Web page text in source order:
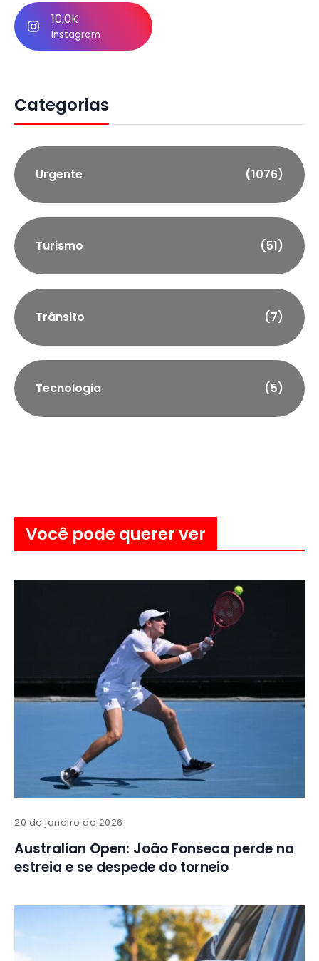
10,0K
Instagram
Categorias
Urgente (1076)
Turismo (51)
Trânsito (7)
Tecnologia (5)
Você pode querer ver
20 de janeiro de 2026
Australian Open: João Fonseca perde na
estreia e se despede do torneio